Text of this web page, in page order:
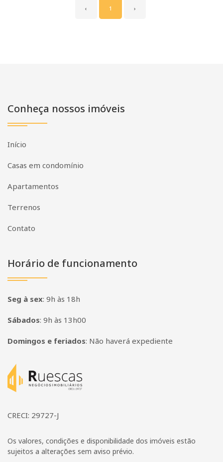
‹ 1 ›
Conheça nossos imóveis
Início
Casas em condomínio
Apartamentos
Terrenos
Contato
Horário de funcionamento
Seg à sex: 9h às 18h
Sábados: 9h às 13h00
Domingos e feriados: Não haverá expediente
Página inicial
CRECI: 29727-J
Os valores, condições e disponibilidade dos imóveis estão
sujeitos a alterações sem aviso prévio.